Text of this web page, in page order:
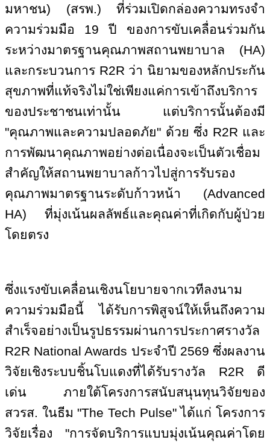
มหาชน) (สรพ.) ที่ร่วมเปิดกล่องความทรงจำ
ความร่วมมือ 19 ปี ของการขับเคลื่อนร่วมกัน
ระหว่างมาตรฐานคุณภาพสถานพยาบาล (HA)
และกระบวนการ R2R ว่า นิยามของหลักประกัน
สุขภาพที่แท้จริงไม่ใช่เพียงแค่การเข้าถึงบริการ
ของประชาชนเท่านั้น แต่บริการนั้นต้องมี
"คุณภาพและความปลอดภัย" ด้วย ซึ่ง R2R และ
การพัฒนาคุณภาพอย่างต่อเนื่องจะเป็นตัวเชื่อม
สำคัญให้สถานพยาบาลก้าวไปสู่การรับรอง
คุณภาพมาตรฐานระดับก้าวหน้า (Advanced
HA) ที่มุ่งเน้นผลลัพธ์และคุณค่าที่เกิดกับผู้ป่วย
โดยตรง
ซึ่งแรงขับเคลื่อนเชิงนโยบายจากเวทีลงนาม
ความร่วมมือนี้ ได้รับการพิสูจน์ให้เห็นถึงความ
สำเร็จอย่างเป็นรูปธรรมผ่านการประกาศรางวัล
R2R National Awards ประจำปี 2569 ซึ่งผลงาน
วิจัยเชิงระบบชิ้นโบแดงที่ได้รับรางวัล R2R ดี
เด่น ภายใต้โครงการสนับสนุนทุนวิจัยของ
สวรส. ในธีม "The Tech Pulse"ได้แก่ โครงการ
วิจัยเรื่อง "การจัดบริการแบบมุ่งเน้นคุณค่าโดย